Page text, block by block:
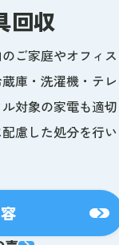
回収
ご家庭やオフィス
庫・洗濯機・テレ
対象の家電も適切
慮した処分を行い